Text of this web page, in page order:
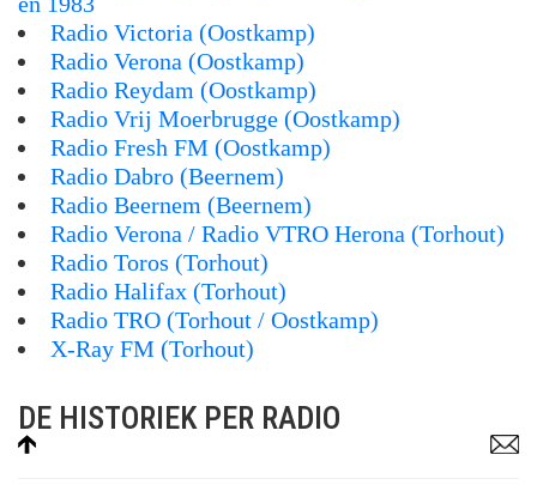
Radio Victoria (Oostkamp)
Radio Verona (Oostkamp)
Radio Reydam (Oostkamp)
Radio Vrij Moerbrugge (Oostkamp)
Radio Fresh FM (Oostkamp)
Radio Dabro (Beernem)
Radio Beernem (Beernem)
Radio Verona / Radio VTRO Herona (Torhout)
Radio Toros (Torhout)
Radio Halifax (Torhout)
Radio TRO (Torhout / Oostkamp)
X-Ray FM (Torhout)
DE HISTORIEK PER RADIO